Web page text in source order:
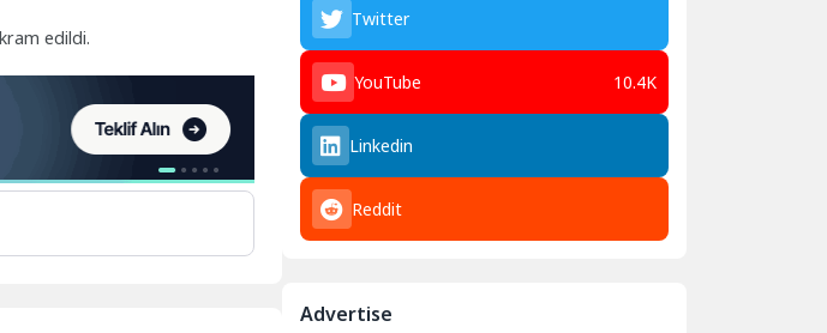
edildi.
Twitter
YouTube 10.4K
Linkedin
Reddit
Advertise